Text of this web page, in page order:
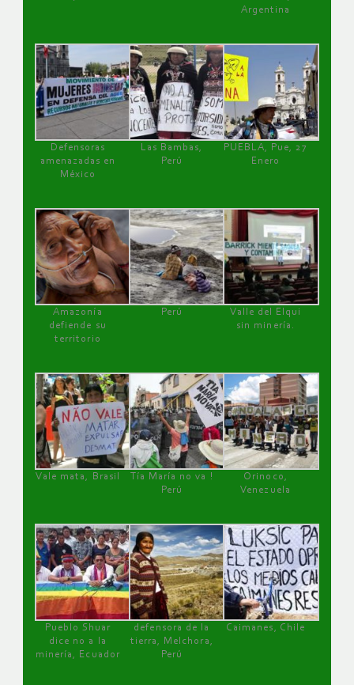
Argentina
Defensoras
amenazadas en
México
Las Bambas,
Perú
PUEBLA, Pue, 27
Enero
Amazonía
defiende su
territorio
Perú
Valle del Elqui
sin minería.
Vale mata, Brasil
Tía María no va !
Perú
Orinoco,
Venezuela
Pueblo Shuar
dice no a la
minería, Ecuador
defensora de la
tierra, Melchora,
Perú
Caimanes, Chile